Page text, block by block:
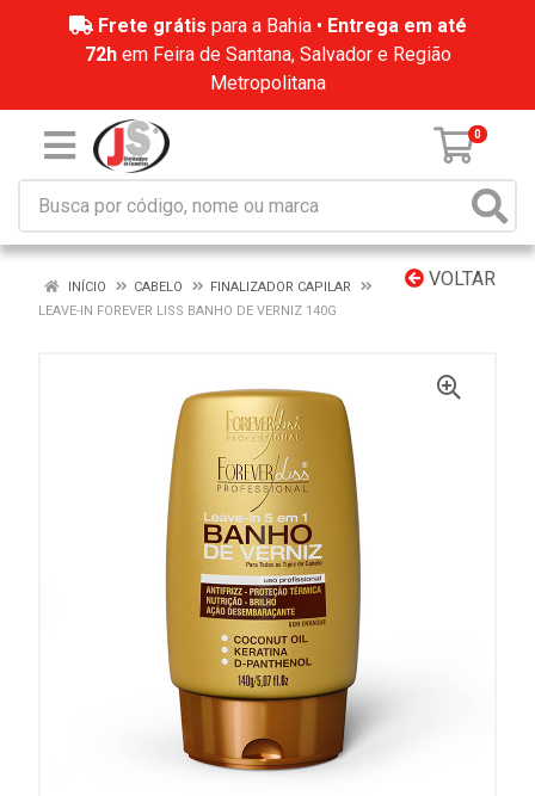
Frete grátis para a Bahia • Entrega em até
72hem Feira de Santana, Salvador e Região
Metropolitana
0
VOLTAR
INÍCIO CABELO
FINALIZADOR CAPILAR
LEAVE-IN FOREVER LISS BANHO DE VERNIZ 140G